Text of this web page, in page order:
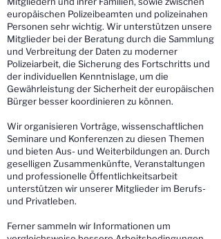
europäischen Polizeibeamten und polizeinahen
Personen sehr wichtig. Wir unterstützen unsere
Mitglieder bei der Beratung durch die Sammlung
und Verbreitung der Daten zu moderner
Polizeiarbeit, die Sicherung des Fortschritts und
der individuellen Kenntnislage, um die
Gewährleistung der Sicherheit der europäischen
Bürger besser koordinieren zu können.
Wir organisieren Vorträge, wissenschaftlichen
Seminare und Konferenzen zu diesen Themen
und bieten Aus- und Weiterbildungen an. Durch
geselligen Zusammenkünfte, Veranstaltungen
und professionelle Öffentlichkeitsarbeit
unterstützen wir unserer Mitglieder im Berufs-
und Privatleben.
Ferner sammeln wir Informationen um